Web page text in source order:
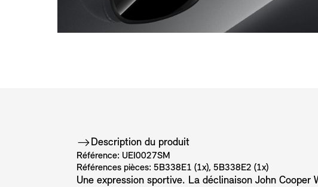
Description du produit
Référence: UEI0027SM
Références pièces: 5B338E1 (1x), 5B338E2 (1x)
Une expression sportive. La déclinaison John